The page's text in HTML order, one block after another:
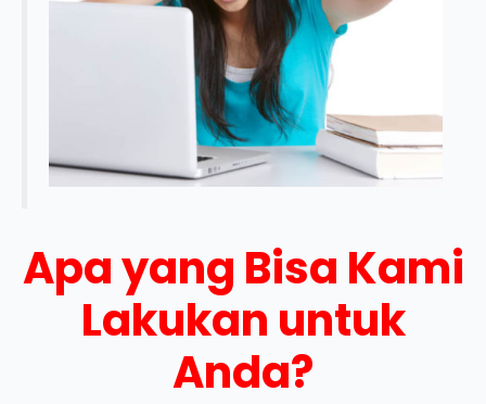
Apa yang Bisa Kami
Lakukan untuk
Anda?